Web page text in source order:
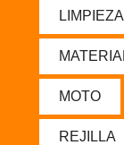
LIMPIEZA
MOTO
REJILLA